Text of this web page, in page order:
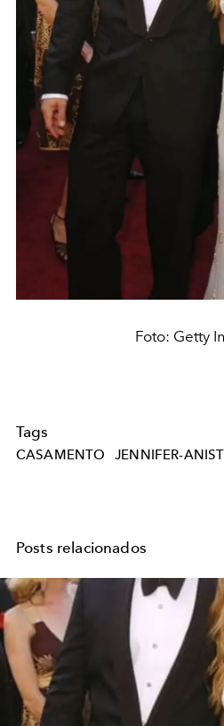
Foto: Getty
Tags
CASAMENTO JENNIFER-
Posts relacionados